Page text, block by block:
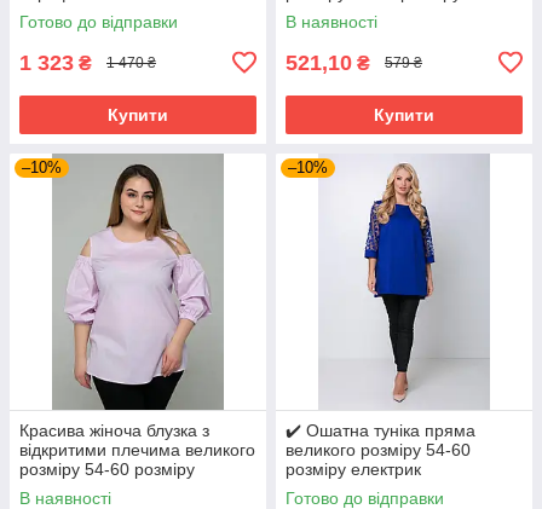
великих розмірів 54-64
розміри сірий
Готово до відправки
1 323 ₴ 1 470 ₴
Купити
В наявності
521,10 ₴ 579 ₴
Купити
–10%
Красива жіноча блузка з
відкритими плечима великого
розміру 54-60 розміру
бузкова
В наявності
–10%
✔️ Ошатна туніка пряма
великого розміру 54-60
розміру електрик
Готово до відправки